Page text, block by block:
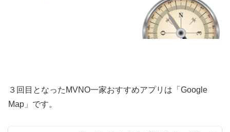
３回目となったMVNO一家おすすめアプリは「Google
Map」です。